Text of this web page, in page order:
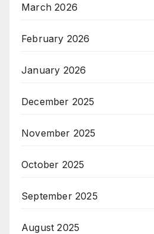
March 2026
February 2026
January 2026
December 2025
November 2025
October 2025
September 2025
August 2025